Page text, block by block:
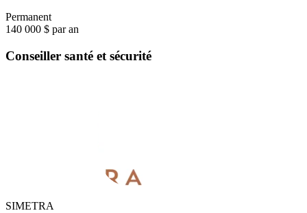
Permanent
140 000 $ par an
Conseiller santé et sécurité
SIMETRA